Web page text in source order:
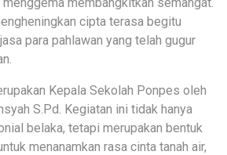
cipta terasa begitu
para pahlawan yang telah gugur
Kepala Sekolah Ponpes oleh
S.Pd. Kegiatan ini tidak hanya
belaka, tetapi merupakan bentuk
menanamkan rasa cinta tanah air,